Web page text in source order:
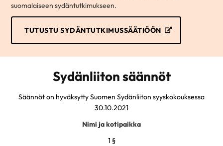
suomalaiseen sydäntutkimukseen.
TUTUSTU SYDÄNTUTKIMUSSÄÄTIÖÖN
Sydänliiton säännöt
Säännöt on hyväksytty Suomen Sydänliiton syyskokouksessa
30.10.2021
Nimi ja kotipaikka
1 §